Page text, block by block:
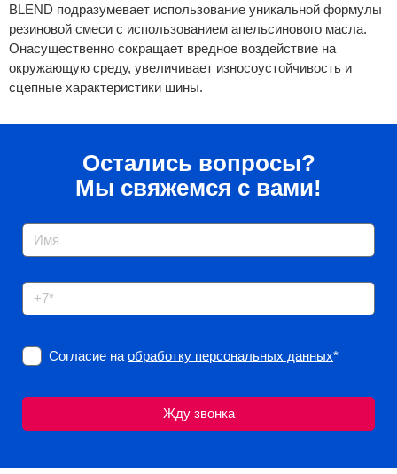
BLEND подразумевает использование уникальной формулы
резиновой смеси с использованием апельсинового масла.
Онасущественно сокращает вредное воздействие на
окружающую среду, увеличивает износоустойчивость и
сцепные характеристики шины.
Остались вопросы?
Мы свяжемся с вами!
Согласие на обработку персональных данных*